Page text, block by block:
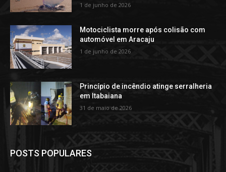
1 de junho de 2026
Motociclista morre após colisão com
automóvel em Aracaju
1 de junho de 2026
Princípio de incêndio atinge serralheria
em Itabaiana
31 de maio de 2026
POSTS POPULARES